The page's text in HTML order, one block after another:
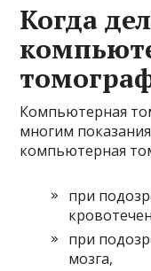
Когда
Компьютерная
многим
компьютерная
при
при
мозга,